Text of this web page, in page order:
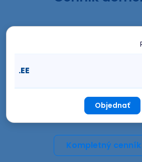
.EE
Objednať
Kompletný cenník